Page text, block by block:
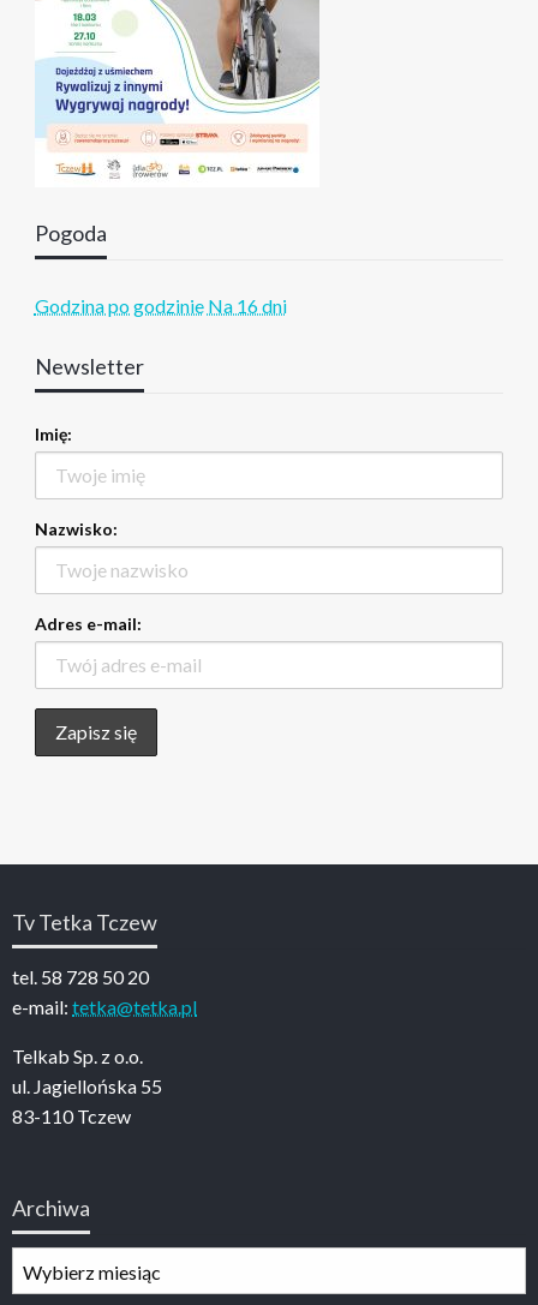
Pogoda
Godzina po godzinie Na 16 dni
Newsletter
Imię:
Nazwisko:
Adres e-mail:
Tv Tetka Tczew
tel. 58 728 50 20
e-mail: tetka@tetka.pl
Telkab Sp. z o.o.
ul. Jagiellońska 55
83-110 Tczew
Archiwa